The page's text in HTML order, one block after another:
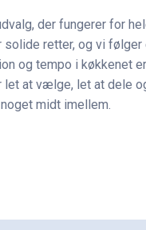
der fungerer for
solide retter, og vi følger
og tempo i køkkenet
at vælge, let at dele
midt imellem.